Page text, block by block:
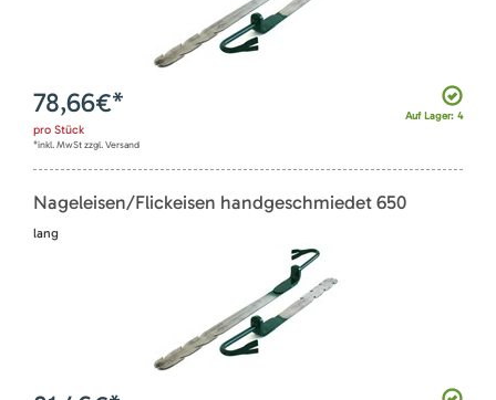
Auf Lager: 4
78,66€*
pro Stück
*inkl. MwSt zzgl. Versand
Nageleisen/Flickeisen handgeschmiedet 650
lang